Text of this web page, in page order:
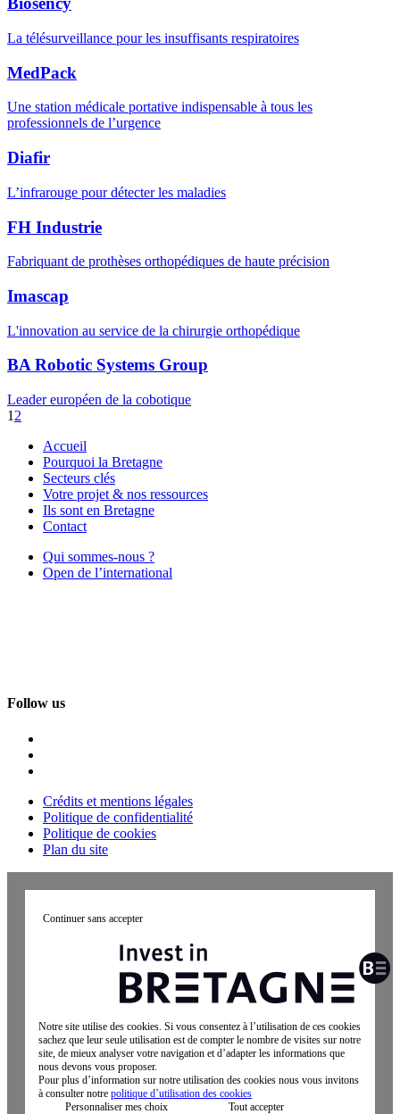
La télésurveillance pour les insuffisants respiratoires
MedPack
Une station médicale portative indispensable à tous les
professionnels de l’urgence
Diafir
L’infrarouge pour détecter les maladies
FH Industrie
Fabriquant de prothèses orthopédiques de haute précision
Imascap
L'innovation au service de la chirurgie orthopédique
BA Robotic Systems Group
Leader européen de la cobotique
1 2
Accueil
Pourquoi la Bretagne
Secteurs clés
Votre projet & nos ressources
Ils sont en Bretagne
Contact
Qui sommes-nous ?
Open de l’international
Follow us
Crédits et mentions légales
Politique de confidentialité
Politique de cookies
Plan du site
Continuer sans accepter
Notre site utilise des cookies. Si vous consentez à l’utilisation de ces cookies
sachez que leur seule utilisation est de compter le nombre de visites sur notre
site, de mieux analyser votre navigation et d’adapter les informations que
nous devons vous proposer.
Pour plus d’information sur notre utilisation des cookies nous vous invitons
à consulter notre politique d’utilisation des cookies
Personnaliser mes choix
Tout accepter